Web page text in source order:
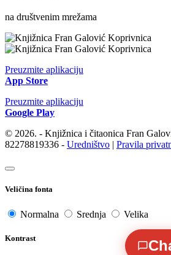
na društvenim mrežama
Preuzmite aplikaciju
App Store
Preuzmite aplikaciju
Google Play
© 2026. - Knjižnica i čitaonica Fran
82278819336 - Uredništvo | Pravila
Veličina fonta
Normalna Srednja Velika
Kontrast